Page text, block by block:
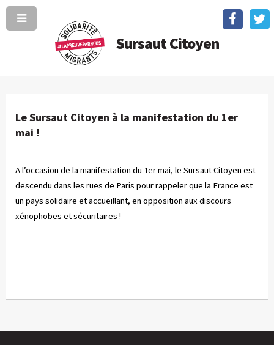
Sursaut Citoyen
Le Sursaut Citoyen à la manifestation du 1er
mai !
A l’occasion de la manifestation du 1er mai, le Sursaut Citoyen est
descendu dans les rues de Paris pour rappeler que la France est
un pays solidaire et accueillant, en opposition aux discours
xénophobes et sécuritaires !